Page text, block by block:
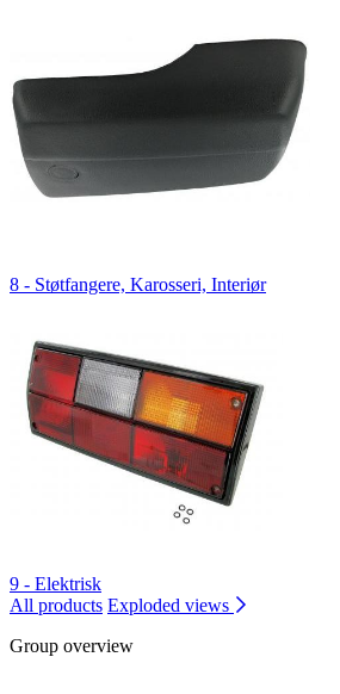
8 - Støtfangere, Karosseri, Interiør
9 - Elektrisk
All products Exploded views
Group overview